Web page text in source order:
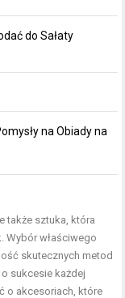
do Sałaty
na Obiady na
także sztuka, która
Wybór właściwego
skutecznych metod
sukcesie każdej
o akcesoriach, które